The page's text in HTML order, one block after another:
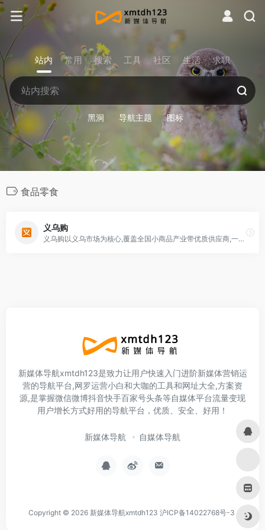
站内 常用 搜索 工具 社区 生活 求职
黑洞 导航主题 图标
食品零食
义乌购
义乌购以义乌市场为核心,覆盖全国小商品产业带优质供应商,一手货源,品质商品更低价;品类丰富, 登录义乌购批发网站官网, 360°全景、直播、APP在线商品达500万
新媒体导航xmtdh123是致力让用户快速入门进阶新媒体营销运
营的导航平台,网罗运营小白和大咖的工具和网址大全,方案资
源,是掌握微信微博抖音快手百家号头条等自媒体平台流量变现
用户增长方式好用的导航平台，优质、安全、好用！
新媒体导航 自媒体导航
Copyright © 2026 新媒体导航xmtdh123 沪ICP备14022768号-3